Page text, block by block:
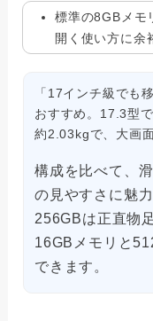
標準の8GBメモ
開く使い方に余
「17インチ級でも
おすすめ。17.3型
約2.03kgで、大画
構成を比べて、
の見やすさに魅
256GBは正直物
16GBメモリと
できます。